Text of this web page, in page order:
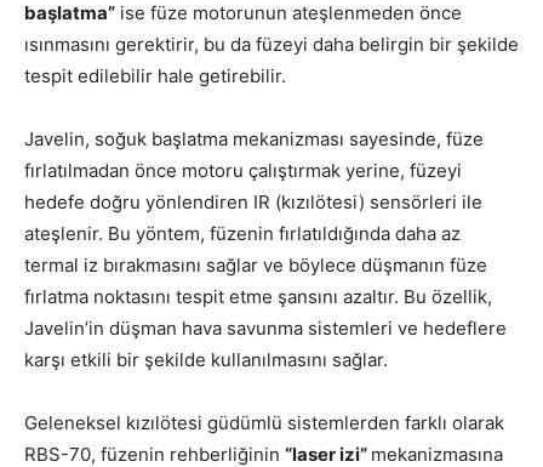
başlatma” ise füze motorunun ateşlenmeden önce
ısınmasını gerektirir, bu da füzeyi daha belirgin bir şekilde
tespit edilebilir hale getirebilir.
Javelin, soğuk başlatma mekanizması sayesinde, füze
fırlatılmadan önce motoru çalıştırmak yerine, füzeyi
hedefe doğru yönlendiren IR (kızılötesi) sensörleri ile
ateşlenir. Bu yöntem, füzenin fırlatıldığında daha az
termal iz bırakmasını sağlar ve böylece düşmanın füze
fırlatma noktasını tespit etme şansını azaltır. Bu özellik,
Javelin’in düşman hava savunma sistemleri ve hedeflere
karşı etkili bir şekilde kullanılmasını sağlar.
Geleneksel kızılötesi güdümlü sistemlerden farklı olarak
RBS-70, füzenin rehberliğinin “laser izi” mekanizmasına